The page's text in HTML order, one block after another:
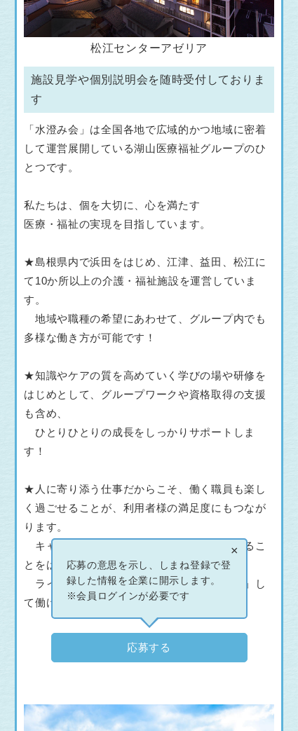
松江センターアゼリア
施設見学や個別説明会を随時受付しておりま
す
「水澄み会」は全国各地で広域的かつ地域に密着
して運営展開している湖山医療福祉グループのひ
とつです。
私たちは、個を大切に、心を満たす
医療・福祉の実現を目指しています。
★島根県内で浜田をはじめ、江津、益田、松江に
て10か所以上の介護・福祉施設を運営していま
す。
地域や職種の希望にあわせて、グループ内でも
多様な働き方が可能です！
★知識やケアの質を高めていく学びの場や研修を
はじめとして、グループワークや資格取得の支援
も含め、
ひとりひとりの成長をしっかりサポートしま
す！
★人に寄り添う仕事だからこそ、働く職員も楽し
く過ごせることが、利用者様の満足度にもつなが
ります。
キャリアアップやチャレンジの場を提供するこ
とをはじめとして、
ライフステージの変化にもあわせて「安心」し
て働ける職場を目指しています。
応募する
×
応募の意思を示し、しまね登録で登
録した情報を企業に開示します。
※会員ログインが必要です